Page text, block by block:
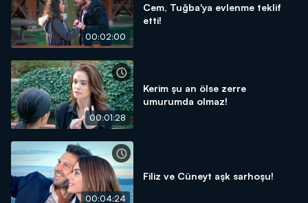
00:02:00
Cem, Tuğba'ya evlenme teklif
etti!
00:01:28
Kerim şu an ölse zerre
umurumda olmaz!
00:04:24
Filiz ve Cüneyt aşk sarhoşu!